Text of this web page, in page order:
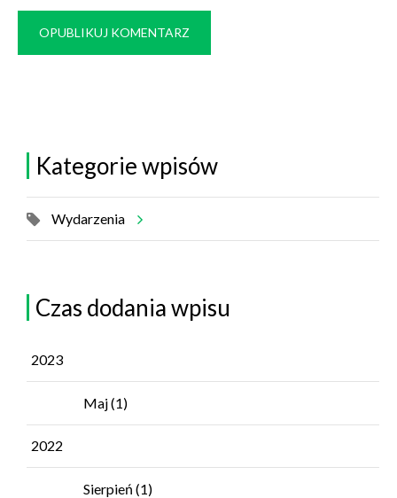
OPUBLIKUJ KOMENTARZ
Kategorie wpisów
Wydarzenia
Czas dodania wpisu
2023
Maj(1)
2022
Sierpień (1)